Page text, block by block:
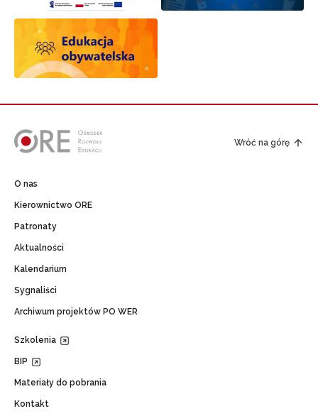
Wróć na górę
O nas
Kierownictwo ORE
Patronaty
Aktualności
Kalendarium
Sygnaliści
Archiwum projektów PO WER
Szkolenia
BIP
Materiały do pobrania
Kontakt